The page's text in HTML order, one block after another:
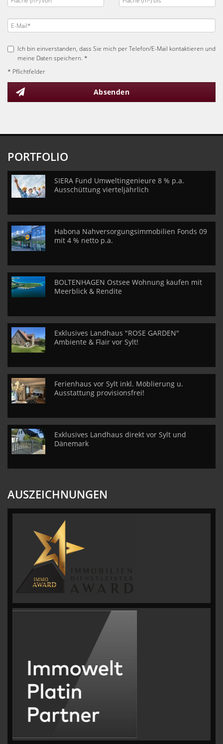
Ich bin einverstanden, dass Sie mich per Telefon/E-Mail kontaktieren und
meine Daten speichern. *
* Pflichtfelder
Absenden
PORTFOLIO
SIERA Fund Umweltingenieure 8 % p.a.
Ausschüttung vierteljährlich
Habona Nahversorgungsimmobilien Fonds 09
mit 4 % netto p.a.
BOLTENHAGEN Ostsee Wohnung kaufen mit
Meerblick & Rendite
Exklusives Landhaus "ROSE GARDEN"
Ambiente & Flair vor Sylt!
Ferienhaus vor Sylt inkl. Möblierung u.
Ausstattung provisionsfrei!
Exklusives Landhaus direkt vor Sylt und
Dänemark
AUSZEICHNUNGEN